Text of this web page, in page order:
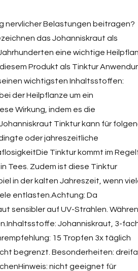
nervlicher Belastungen beitragen?
das Johanniskraut als
eine wichtige
Produkt als Tinktur
wichtigsten Inhaltsstoffen:
der Heilpflanze um ein
Wirkung, indem es die
Tinktur kann für
oder jahreszeitliche
Tinktur kommt im
Tees. Zudem ist diese Tinktur
in der kalten Jahreszeit, wenn
entlasten.Achtung: Da
sensibler auf UV-Strahlen.
Johanniskraut, 3-
15 Tropfen 3x täglich
begrenzt. Besonderheiten:
nicht geeignet für